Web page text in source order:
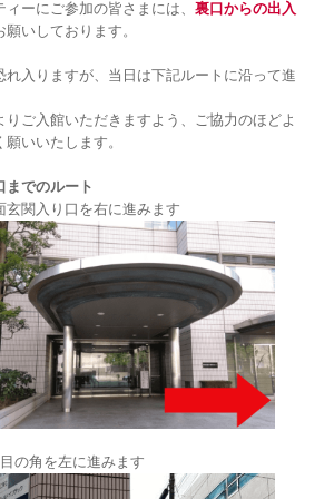
ィーにご参加の皆さまには、 裏口からの出入
願いしております。
れ入りますが、当日は下記ルートに沿って進
りご入館いただきますよう、ご協力のほどよ
願いいたします。
でのルート
関入り口を右に進みます
の角を左に進みます